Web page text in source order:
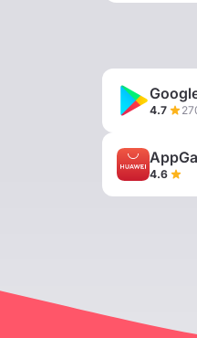
4.7
4.6